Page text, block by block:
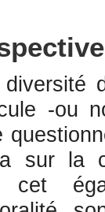
-ou
sur la
cet